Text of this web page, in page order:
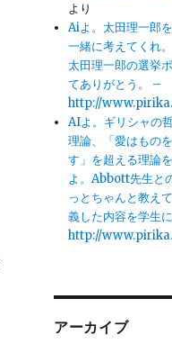
より
Aiよ。太田理一郎
一緒に考えてくれ。
太田理一郎の選挙
てありがとう。 –
http://
AIよ。ギリシャの
理論、「愛はもの
す」を超える理論
よ。Abbott先生と
っとちゃんと教え
義した内容を学生
http://
アーカイブ